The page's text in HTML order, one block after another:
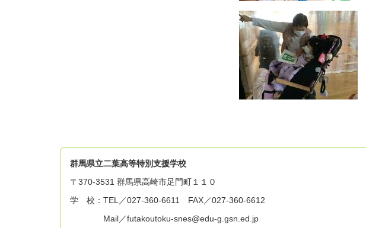
群馬県立二葉高等特別支援学校
〒370-3531 群馬県高崎市足門町１１０
学 校：TEL／027-360-6611 FAX／027-360-6612
Mail／futakoutoku-snes@edu-g.gsn.ed.jp